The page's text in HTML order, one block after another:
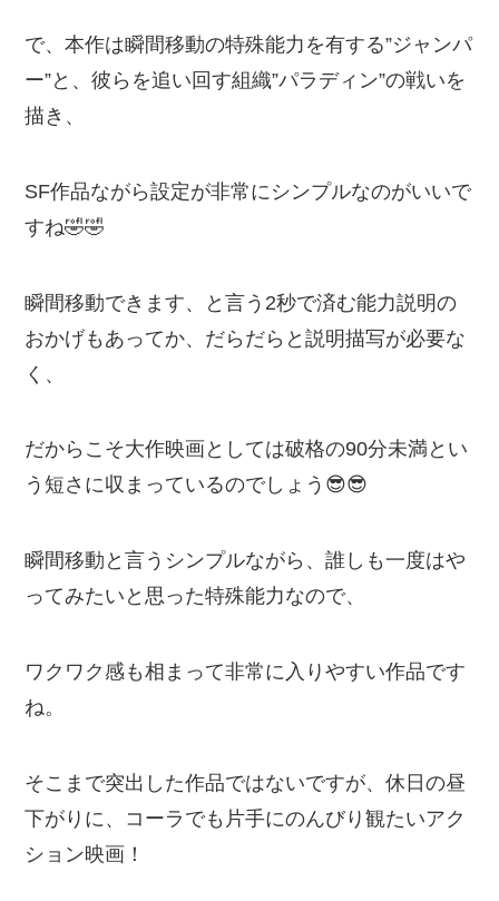
で、本作は瞬間移動の特殊能力を有する”ジャンパ
ー”と、彼らを追い回す組織”パラディン”の戦いを
描き、
SF作品ながら設定が非常にシンプルなのがいいで
すね🤣🤣
瞬間移動できます、と言う2秒で済む能力説明の
おかげもあってか、だらだらと説明描写が必要な
く、
だからこそ大作映画としては破格の90分未満とい
う短さに収まっているのでしょう😎😎
瞬間移動と言うシンプルながら、誰しも一度はや
ってみたいと思った特殊能力なので、
ワクワク感も相まって非常に入りやすい作品です
ね。
そこまで突出した作品ではないですが、休日の昼
下がりに、コーラでも片手にのんびり観たいアク
ション映画！